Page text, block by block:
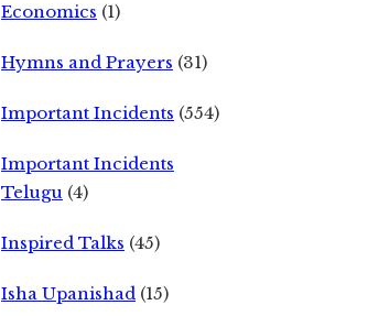
Economics (1)
Hymns and Prayers (31)
Important Incidents (554)
Important Incidents
Telugu (4)
Inspired Talks (45)
Isha Upanishad (15)